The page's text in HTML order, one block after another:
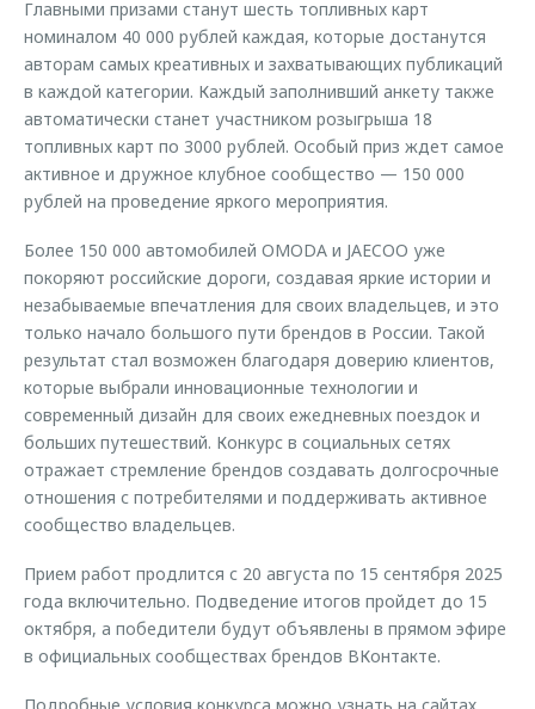
Главными призами станут шесть топливных карт
номиналом 40 000 рублей каждая, которые достанутся
авторам самых креативных и захватывающих публикаций
в каждой категории. Каждый заполнивший анкету также
автоматически станет участником розыгрыша 18
топливных карт по 3000 рублей. Особый приз ждет самое
активное и дружное клубное сообщество — 150 000
рублей на проведение яркого мероприятия.
Более 150 000 автомобилей OMODA и JAECOO уже
покоряют российские дороги, создавая яркие истории и
незабываемые впечатления для своих владельцев, и это
только начало большого пути брендов в России. Такой
результат стал возможен благодаря доверию клиентов,
которые выбрали инновационные технологии и
современный дизайн для своих ежедневных поездок и
больших путешествий. Конкурс в социальных сетях
отражает стремление брендов создавать долгосрочные
отношения с потребителями и поддерживать активное
сообщество владельцев.
Прием работ продлится с 20 августа по 15 сентября 2025
года включительно. Подведение итогов пройдет до 15
октября, а победители будут объявлены в прямом эфире
в официальных сообществах брендов ВКонтакте.